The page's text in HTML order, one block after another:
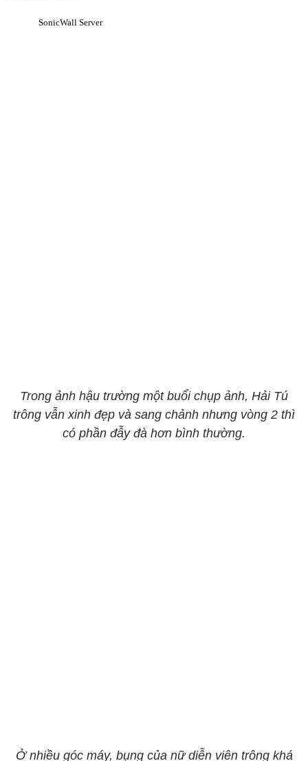
Trong ảnh hậu trường một buổi chụp ảnh, Hải Tú
trông vẫn xinh đẹp và sang chảnh nhưng vòng 2 thì
có phần đẫy đà hơn bình thường.
Ở nhiều góc máy, bụng của nữ diễn viên trông khá